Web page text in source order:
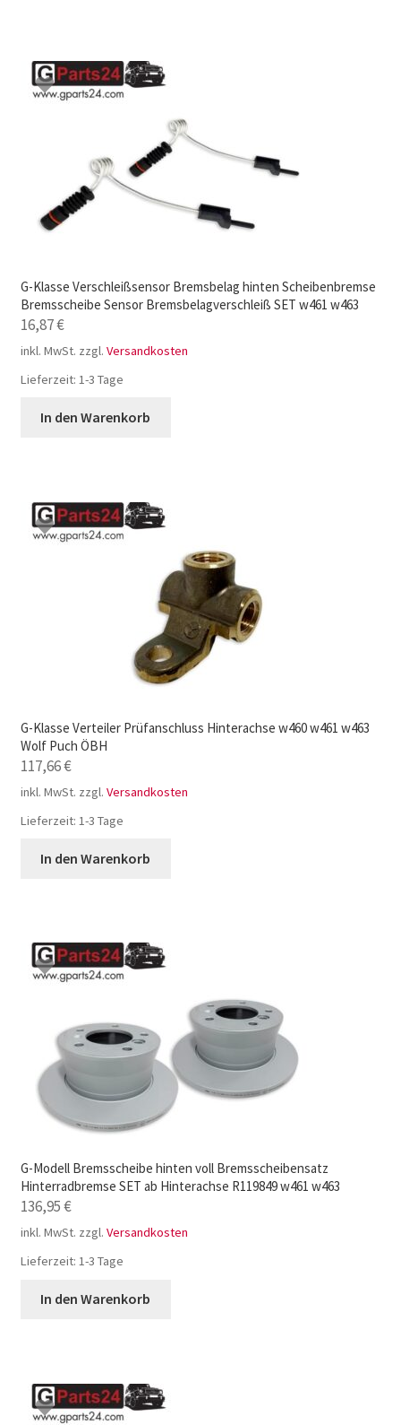
G-Klasse Verschleißsensor Bremsbelag hinten Scheibenbremse
Bremsscheibe Sensor Bremsbelagverschleiß SET w461 w463
16,87€
inkl. MwSt. zzgl. Versandkosten
Lieferzeit: 1-3 Tage
In den Warenkorb
G-Klasse Verteiler Prüfanschluss Hinterachse w460 w461 w463
Wolf Puch ÖBH
117,66€
inkl. MwSt. zzgl. Versandkosten
Lieferzeit: 1-3 Tage
In den Warenkorb
G-Modell Bremsscheibe hinten voll Bremsscheibensatz
Hinterradbremse SET ab Hinterachse R119849 w461 w463
136,95€
inkl. MwSt. zzgl. Versandkosten
Lieferzeit: 1-3 Tage
In den Warenkorb